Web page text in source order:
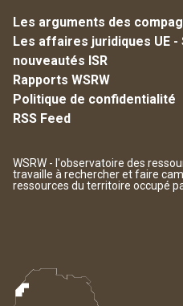
Les arguments des
Les affaires juridiques UE -
nouveautés ISR
Rapports WSRW
Politique de confidentialité
RSS Feed
WSRW - l'observatoire des
travaille à rechercher et faire
ressources du territoire occupé